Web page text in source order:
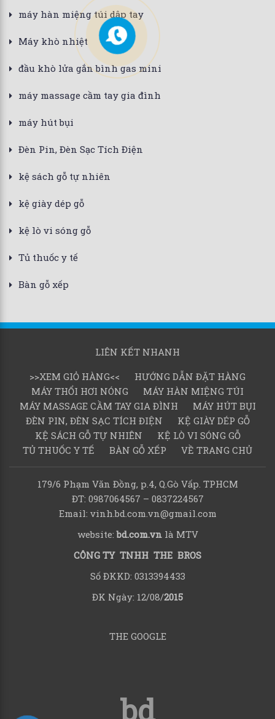
máy hàn miệng túi dập tay
Máy khò nhiệt
đầu khò lửa gắn bình gas mini
máy massage cầm tay gia đình
máy hút bụi
Đèn Pin, Đèn Sạc Tích Điện
kệ sách gỗ tự nhiên
kệ giày dép gỗ
kệ lò vi sóng gỗ
Tủ thuốc y tế
Bàn gỗ xếp
LIÊN KẾT NHANH
>>XEM GIỎ HÀNG<<
HƯỚNG DẪN ĐẶT HÀNG
MÁY THỔI HƠI NÓNG
MÁY HÀN MIỆNG TÚI
MÁY MASSAGE CẦM TAY GIA ĐÌNH
MÁY HÚT BỤI
ĐÈN PIN, ĐÈN SẠC TÍCH ĐIỆN
KỆ GIÀY DÉP GỖ
KỆ SÁCH GỖ TỰ NHIÊN
KỆ LÒ VI SÓNG GỖ
TỦ THUỐC Y TẾ
BÀN GỖ XẾP VỀ TRANG CHỦ
179/6 Phạm Văn Đồng, p.4, Q.Gò Vấp. TPHCM
ĐT: 0987064567 – 0837224567
Email: vinh.bd.com.vn@gmail.com
website:bd.com.vnlà MTV
CÔNG TY TNHH THE BROS
Số ĐKKD: 0313394433
ĐK Ngày: 12/08/2015
THE GOOGLE
bd